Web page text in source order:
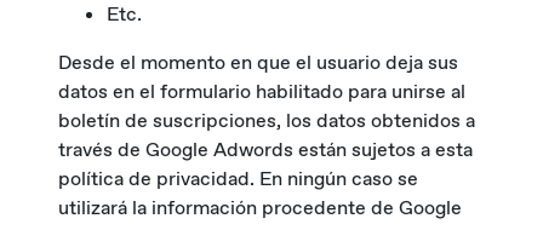
Etc.
Desde el momento en que el usuario deja sus
datos en el formulario habilitado para unirse al
boletín de suscripciones, los datos obtenidos a
través de Google Adwords están sujetos a esta
política de privacidad. En ningún caso se
utilizará la información procedente de Google